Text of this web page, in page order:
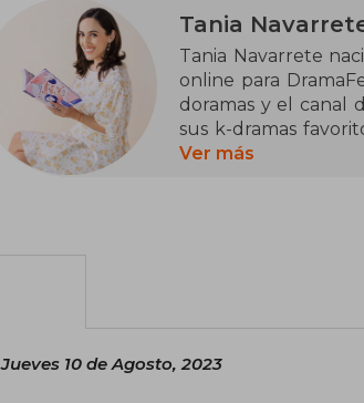
autora de un
Secuenciarte
Tania
Tania Navarrete
online para
doramas y el canal
sus k-dramas
por la cultura
Ver más
Jueves 10 de Agosto, 2023